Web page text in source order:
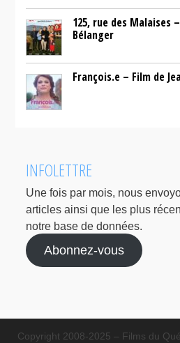
125, rue des Malaises
Bélanger
François.e – Film de
INFOLETTRE
Une fois par mois, nous
articles ainsi que les plus
notre base de données.
Abonnez-vous
Copyright 2008-2025 – Films du